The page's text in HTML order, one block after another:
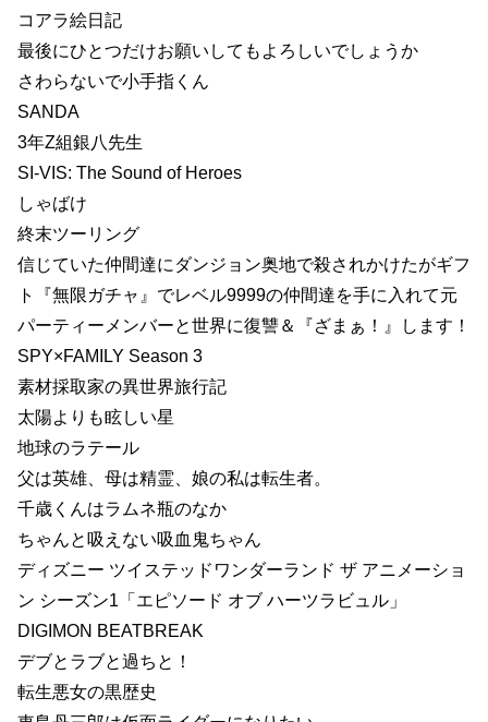
コアラ絵日記
最後にひとつだけお願いしてもよろしいでしょうか
さわらないで小手指くん
SANDA
3年Z組銀八先生
SI-VIS: The Sound of Heroes
しゃばけ
終末ツーリング
信じていた仲間達にダンジョン奥地で殺されかけたがギフ
ト『無限ガチャ』でレベル9999の仲間達を手に入れて元
パーティーメンバーと世界に復讐＆『ざまぁ！』します！
SPY×FAMILY Season 3
素材採取家の異世界旅行記
太陽よりも眩しい星
地球のラテール
父は英雄、母は精霊、娘の私は転生者。
千歳くんはラムネ瓶のなか
ちゃんと吸えない吸血鬼ちゃん
ディズニー ツイステッドワンダーランド ザ アニメーショ
ン シーズン1「エピソード オブ ハーツラビュル」
DIGIMON BEATBREAK
デブとラブと過ちと！
転生悪女の黒歴史